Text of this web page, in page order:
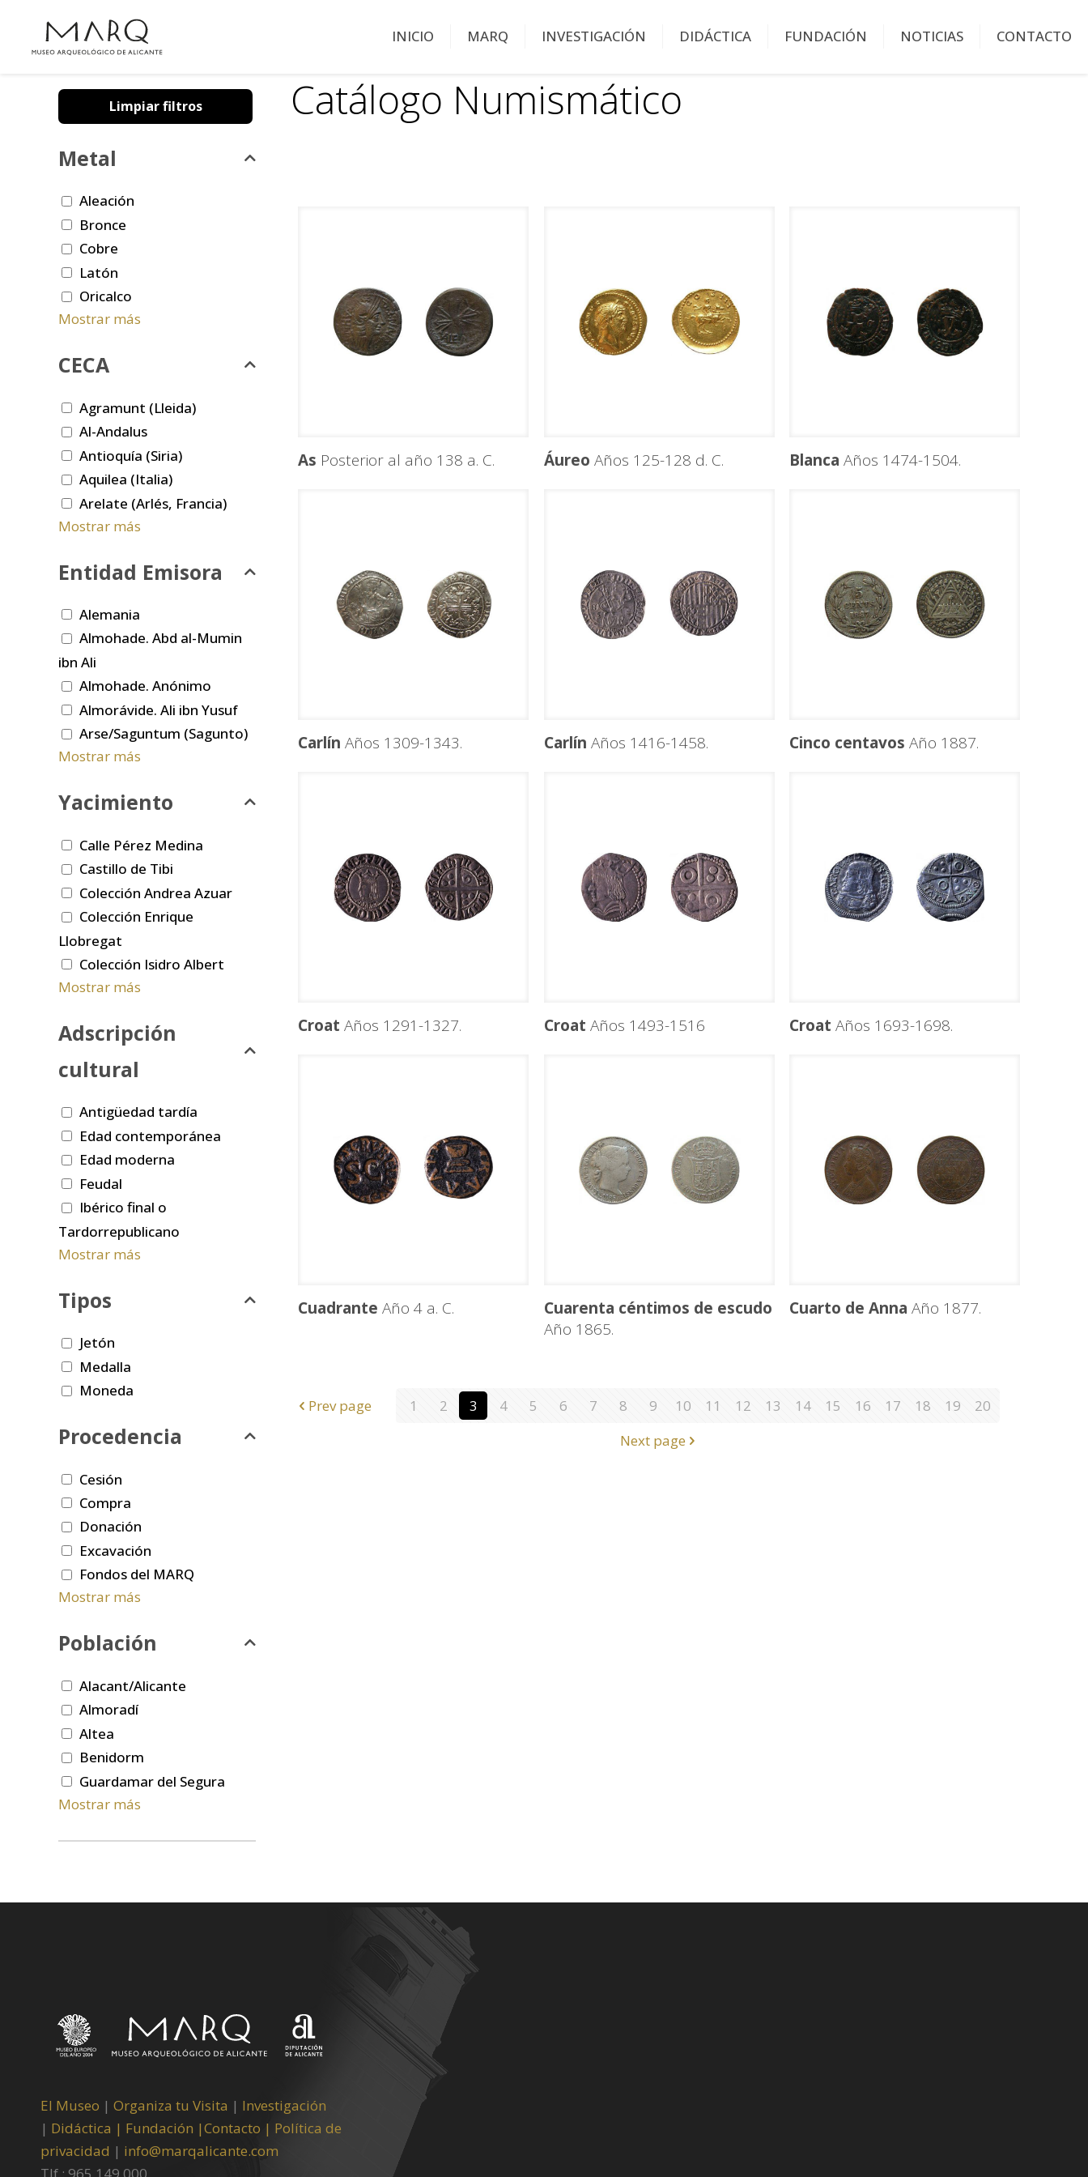
INICIO MARQ INVESTIGACIÓN DIDÁCTICA FUNDACIÓN NOTICIAS CONTACTO
Catálogo Numismático
As Posterior al año 138 a. C. Áureo Años 125-128 d. C. Blanca Años 1474-1504.
Carlín Años 1309-1343. Carlín Años 1416-1458. Cinco centavos Año 1887.
Croat Años 1291-1327. Croat Años 1493-1516 Croat Años 1693-1698.
Cuadrante Año 4 a. C.
Cuarenta céntimos de escudo
Año 1865.
Cuarto de Anna Año 1877.
Prev page 1 2 3 4 5 6 7 8 9 10 11 12 13 14 15 16 17 18 19
20
Next page
Limpiar filtros
Metal
Aleación
Bronce
Cobre
Latón
Oricalco
Mostrar más
CECA
Agramunt (Lleida)
Al-Andalus
Antioquía (Siria)
Aquilea (Italia)
Arelate (Arlés, Francia)
Mostrar más
Entidad Emisora
Alemania
Almohade. Abd al-Mumin
ibn Ali
Almohade. Anónimo
Almorávide. Ali ibn Yusuf
Arse/Saguntum (Sagunto)
Mostrar más
Yacimiento
Calle Pérez Medina
Castillo de Tibi
Colección Andrea Azuar
Colección Enrique
Llobregat
Colección Isidro Albert
Mostrar más
Adscripción
cultural
Antigüedad tardía
Edad contemporánea
Edad moderna
Feudal
Ibérico final o
Tardorrepublicano
Mostrar más
Tipos
Jetón
Medalla
Moneda
Procedencia
Cesión
Compra
Donación
Excavación
Fondos del MARQ
Mostrar más
Población
Alacant/Alicante
Almoradí
Altea
Benidorm
Guardamar del Segura
Mostrar más
El Museo | Organiza tu Visita | Investigación
| Didáctica | Fundación |Contacto | Política de
privacidad | info@marqalicante.com
Tlf.: 965 149 000